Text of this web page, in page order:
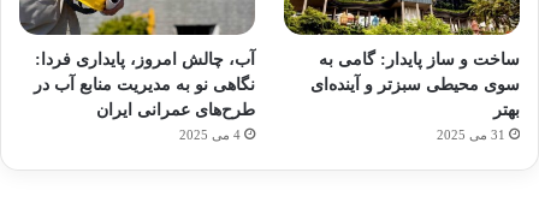
ساخت و ساز پایدار: گامی به
سوی محیطی سبزتر و آینده‌ای
بهتر
31 می 2025
آب، چالش امروز، پایداری فردا:
نگاهی نو به مدیریت منابع آب در
طرح‌های عمرانی ایران
4 می 2025
آماده
برای
کشف
توسط
ژاکت
در
ی سفر
مجازی
…
توسط
ورزش
با
ساعت
هوشمند
عکاسی
با طعم
توسط
ژاکت
در
هدفون
های
2023
توسط
ژاکت